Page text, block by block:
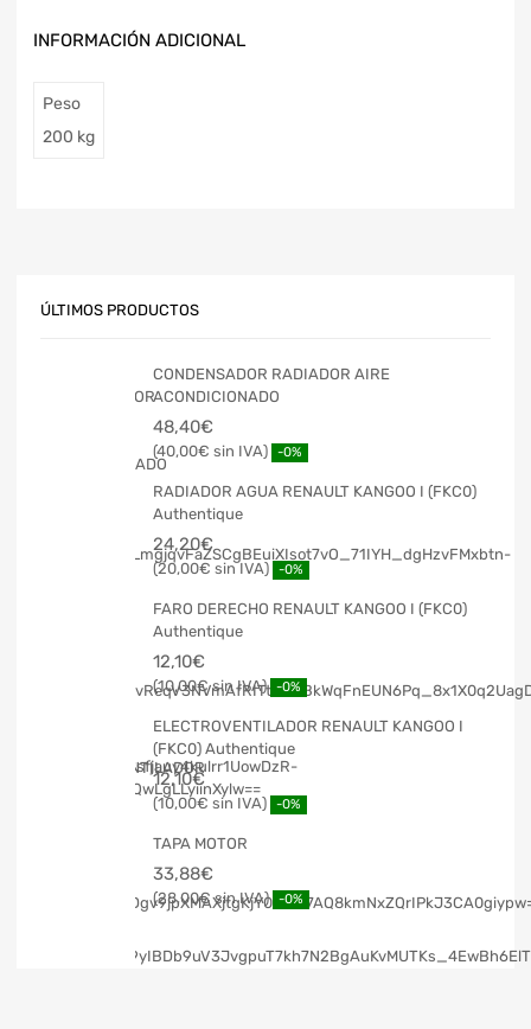
INFORMACIÓN ADICIONAL
Peso
200 kg
ÚLTIMOS PRODUCTOS
CONDENSADOR RADIADOR AIRE
ACONDICIONADO
48,40€
40,00€ -0%
RADIADOR AGUA RENAULT KANGOO I (FKC0)
Authentique
24,20€
20,00€ -0%
FARO DERECHO RENAULT KANGOO I (FKC0)
Authentique
12,10€
10,00€ -0%
ELECTROVENTILADOR RENAULT KANGOO I
(FKC0) Authentique
12,10€
10,00€ -0%
TAPA MOTOR
33,88€
28,00€ -0%